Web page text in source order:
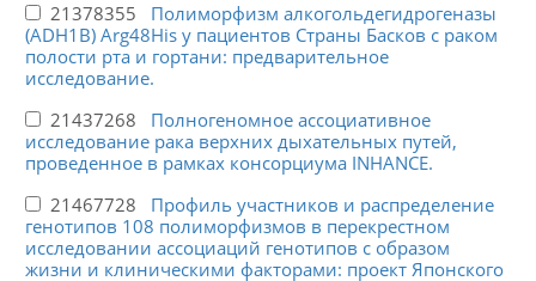
21378355 Полиморфизм алкогольдегидрогеназы
(ADH1B) Arg48His у пациентов Страны Басков с раком
полости рта и гортани: предварительное
исследование.
21437268 Полногеномное ассоциативное
исследование рака верхних дыхательных путей,
проведенное в рамках консорциума INHANCE.
21467728 Профиль участников и распределение
генотипов 108 полиморфизмов в перекрестном
исследовании ассоциаций генотипов с образом
жизни и клиническими факторами: проект Японского